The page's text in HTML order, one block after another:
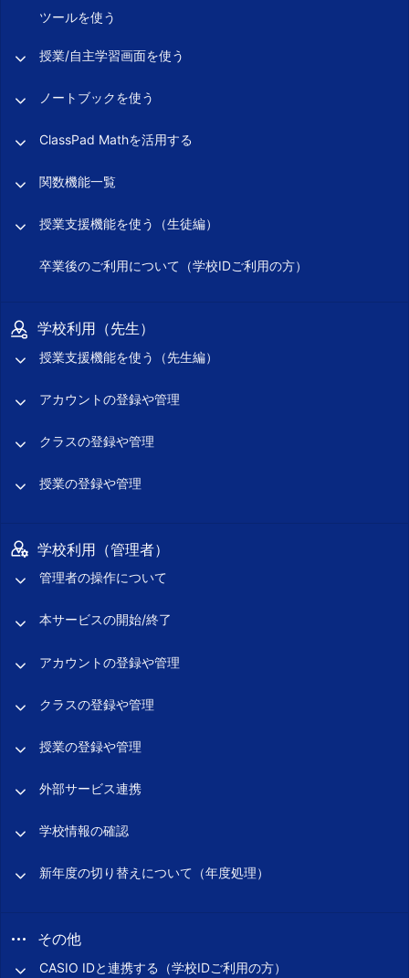
ツールを使う
授業/自主学習画面を使う
ノートブックを使う
ClassPad Mathを活用する
関数機能一覧
授業支援機能を使う（生徒編）
卒業後のご利用について（学校IDご利用の方）
学校利用（先生）
授業支援機能を使う（先生編）
アカウントの登録や管理
クラスの登録や管理
授業の登録や管理
学校利用（管理者）
管理者の操作について
本サービスの開始/終了
アカウントの登録や管理
クラスの登録や管理
授業の登録や管理
外部サービス連携
学校情報の確認
新年度の切り替えについて（年度処理）
その他
CASIO IDと連携する（学校IDご利用の方）